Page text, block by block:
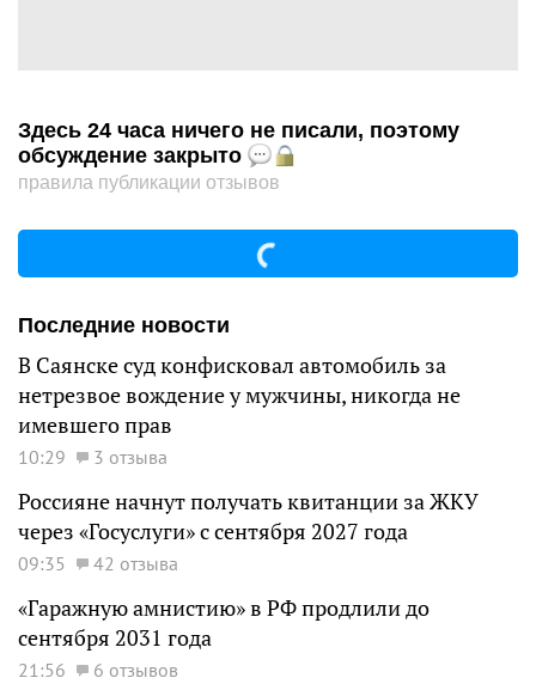
Здесь 24 часа ничего не писали, поэтому
обсуждение закрыто
правила публикации отзывов
Последние новости
В Саянске суд конфисковал автомобиль за
нетрезвое вождение у мужчины, никогда не
имевшего прав
10:29 3 отзыва
Россияне начнут получать квитанции за ЖКУ
через «Госуслуги» с сентября 2027 года
09:35 42 отзыва
«Гаражную амнистию» в РФ продлили до
сентября 2031 года
21:56 6 отзывов